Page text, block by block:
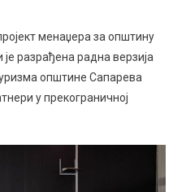
менаџера за општину
разрађена радна верзија
општине Сапарева
у прекограничној